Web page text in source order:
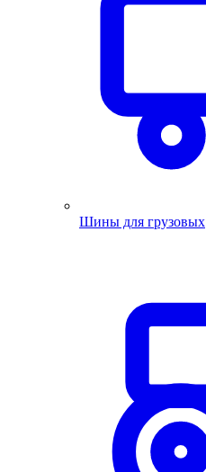
Шины для грузовых